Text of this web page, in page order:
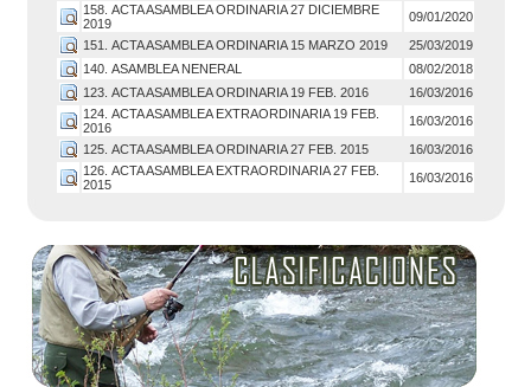
158. ACTA ASAMBLEA ORDINARIA 27 DICIEMBRE
2019
09/01/2020
151. ACTA ASAMBLEA ORDINARIA 15 MARZO 2019
25/03/2019
140. ASAMBLEA NENERAL
08/02/2018
123. ACTA ASAMBLEA ORDINARIA 19 FEB. 2016
16/03/2016
124. ACTA ASAMBLEA EXTRAORDINARIA 19 FEB.
2016
16/03/2016
125. ACTA ASAMBLEA ORDINARIA 27 FEB. 2015
16/03/2016
126. ACTA ASAMBLEA EXTRAORDINARIA 27 FEB.
2015
16/03/2016